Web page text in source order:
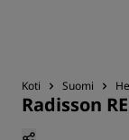
Koti Suomi
Radisson